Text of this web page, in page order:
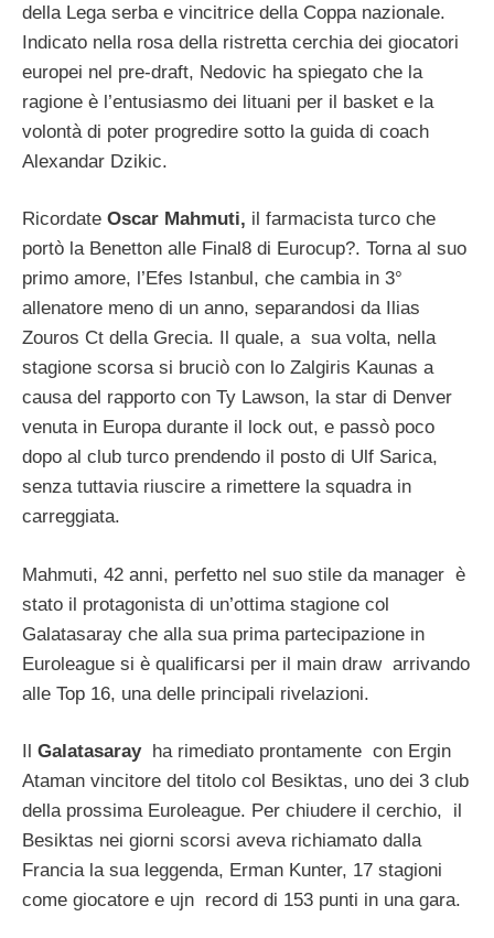
della Lega serba e vincitrice della Coppa nazionale.
Indicato nella rosa della ristretta cerchia dei giocatori
europei nel pre-draft, Nedovic ha spiegato che la
ragione è l’entusiasmo dei lituani per il basket e la
volontà di poter progredire sotto la guida di coach
Alexandar Dzikic.
Ricordate Oscar Mahmuti, il farmacista turco che
portò la Benetton alle Final8 di Eurocup?. Torna al suo
primo amore, l’Efes Istanbul, che cambia in 3°
allenatore meno di un anno, separandosi da Ilias
Zouros Ct della Grecia. Il quale, a sua volta, nella
stagione scorsa si bruciò con lo Zalgiris Kaunas a
causa del rapporto con Ty Lawson, la star di Denver
venuta in Europa durante il lock out, e passò poco
dopo al club turco prendendo il posto di Ulf Sarica,
senza tuttavia riuscire a rimettere la squadra in
carreggiata.
Mahmuti, 42 anni, perfetto nel suo stile da manager è
stato il protagonista di un’ottima stagione col
Galatasaray che alla sua prima partecipazione in
Euroleague si è qualificarsi per il main draw arrivando
alle Top 16, una delle principali rivelazioni.
Galatasaray ha rimediato prontamente con Ergin
Ataman vincitore del titolo col Besiktas, uno dei 3 club
della prossima Euroleague. Per chiudere il cerchio, il
Besiktas nei giorni scorsi aveva richiamato dalla
Francia la sua leggenda, Erman Kunter, 17 stagioni
come giocatore e ujn record di 153 punti in una gara.